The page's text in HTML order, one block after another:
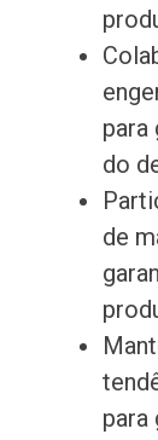
para
do
de
para